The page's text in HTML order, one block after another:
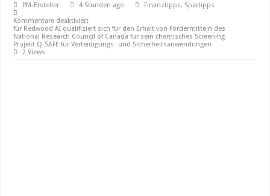
PM-Ersteller 4 Stunden ago
Finanztipps, Spartipps
Kommentare deaktiviert
für Redwood AI qualifiziert sich für den Erhalt von Fördermitteln des
National Research Council of Canada für sein chemisches Screening-
Projekt Q-SAFE für Verteidigungs- und Sicherheitsanwendungen
2 Views